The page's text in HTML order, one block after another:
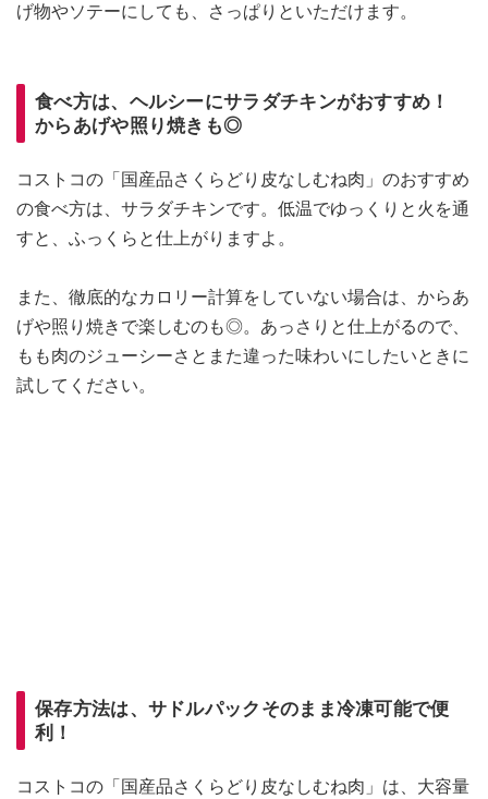
げ物やソテーにしても、さっぱりといただけます。
食べ方は、ヘルシーにサラダチキンがおすすめ！
からあげや照り焼きも◎
コストコの「国産品さくらどり皮なしむね肉」のおすすめ
の食べ方は、サラダチキンです。低温でゆっくりと火を通
すと、ふっくらと仕上がりますよ。
また、徹底的なカロリー計算をしていない場合は、からあ
げや照り焼きで楽しむのも◎。あっさりと仕上がるので、
もも肉のジューシーさとまた違った味わいにしたいときに
試してください。
保存方法は、サドルパックそのまま冷凍可能で便
利！
コストコの「国産品さくらどり皮なしむね肉」は、大容量